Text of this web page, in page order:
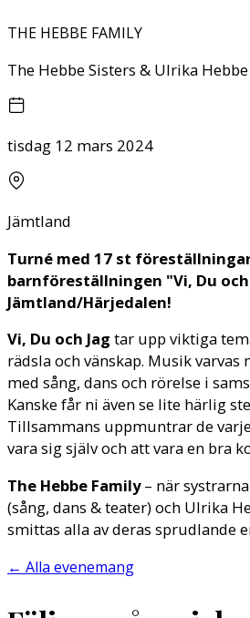
THE HEBBE FAMILY
The Hebbe Sisters & Ulrika Hebbe
tisdag 12 mars 2024
Jämtland
Turné med 17 st
barnföreställningen "Vi, Du och
Jämtland/Härjedalen!
Vi, Du och Jag tar upp viktiga
rädsla och vänskap. Musik
med sång, dans och rörelse i
Kanske får ni även se lite härlig
Tillsammans uppmuntrar de
vara sig själv och att vara en bra
The Hebbe Family– när
(sång, dans & teater) och Ulrika
smittas alla av deras sprudlande
← Alla evenemang